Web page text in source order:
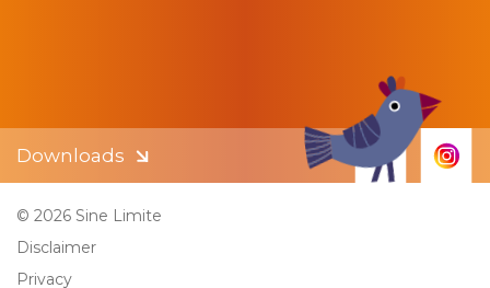
Downloads
© 2026 Sine Limite
Disclaimer
Privacy